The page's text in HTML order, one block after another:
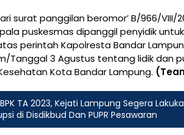
surat panggilan beromor’ B/966/VIII/
puskesmas dipanggil penyidik
perintah Kapolresta Bandar
Tanggal 3 Agustus tentang lidik dan
Kota Bandar Lampung.
TA 2023, Kejati Lampung Segera
di Disdikbud Dan PUPR Pesawaran